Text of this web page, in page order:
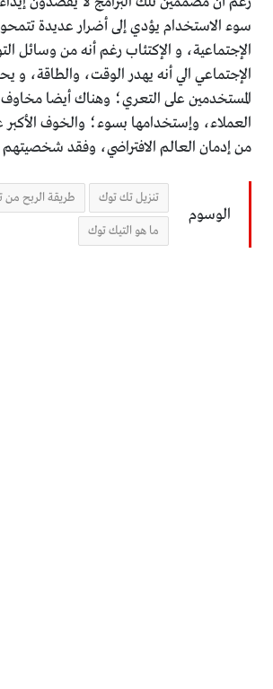
سوء الاستخدام يؤدي إلى أضرار عديدة
الإجتماعية، و الإكتئابرغم أنه من وسائل
الإجتماعي الي أنه يهدر الوقت، والطاقة،
المستخدمين على التعري؛ وهناك أيضا مخاوف
العملاء، وإستخدامها بسوء؛ والخوف الأكبر
من إدمان العالم الافتراضي، وفقد شخصيتهم
الوسوم
تنزيل تك توك طريقة الربح من
ما هو التيك توك